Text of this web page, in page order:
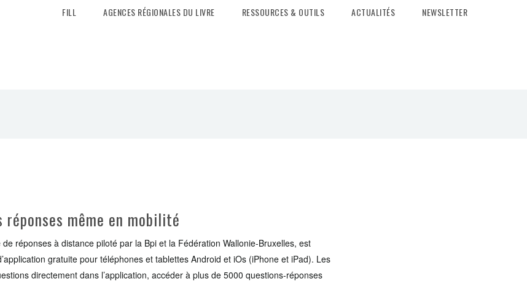
FILL AGENCES RÉGIONALES DU LIVRE RESSOURCES & OUTILS ACTUALITÉS NEWSLETTER
réponses même en mobilité
réponses à distance piloté par la Bpi et la Fédération Wallonie-Bruxelles, est
gratuite pour téléphones et tablettes Android et iOs (iPhone et iPad). Les
directement dans l’application, accéder à plus de 5000 questions-réponses